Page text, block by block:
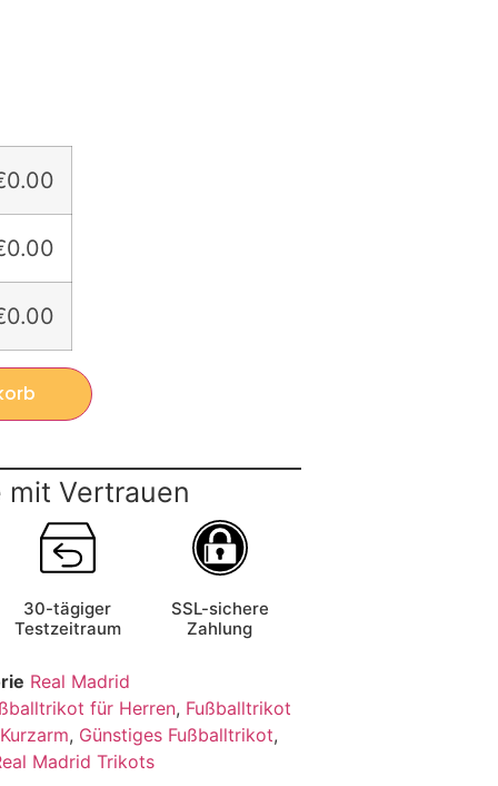
mit Vertrauen
30-tägiger
Testzeitraum
SSL-sichere
Zahlung
Real Madrid
für Herren, Fußballtrikot
, Günstiges Fußballtrikot,
Madrid Trikots